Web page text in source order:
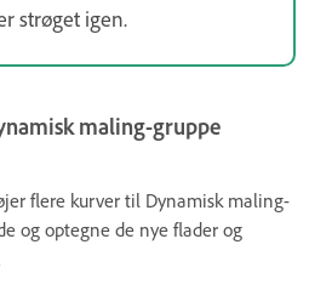
strøget igen.
maling-gruppe
flere kurver til Dynamisk maling-
og optegne de nye flader og